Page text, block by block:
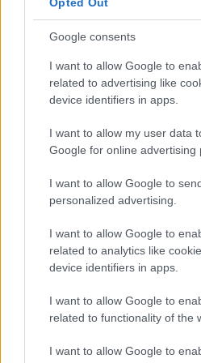
Google consents
I want to allow Google to
related to advertising like
device identifiers in apps.
I want to allow my user data
Google for online advertising
I want to allow Google to
personalized advertising.
I want to allow Google to
related to analytics like
device identifiers in apps.
I want to allow Google to
related to functionality of the
I want to allow Google to
contínuo de glicose (CGM),
amplamente utilizado entre
Com uma capitalização de
aos preços de hoje (pouco
preço das ações do SENS. No
progresso com o FDA
subir. Talvez, de volta acima
centavo e em direção à sua alta
Adicione o potencial para que
devido ao seu alto interesse a
em circulação ), e há muito na
recuperar mais uma vez no
Super League Gaming